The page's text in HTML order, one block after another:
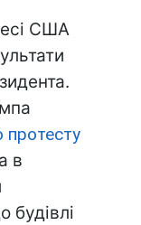
США
протесту
в
будівлі